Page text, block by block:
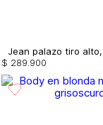
$ 289 900